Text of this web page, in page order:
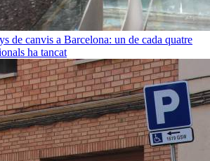
de canvis a Barcelona: un de cada quatre
ha tancat